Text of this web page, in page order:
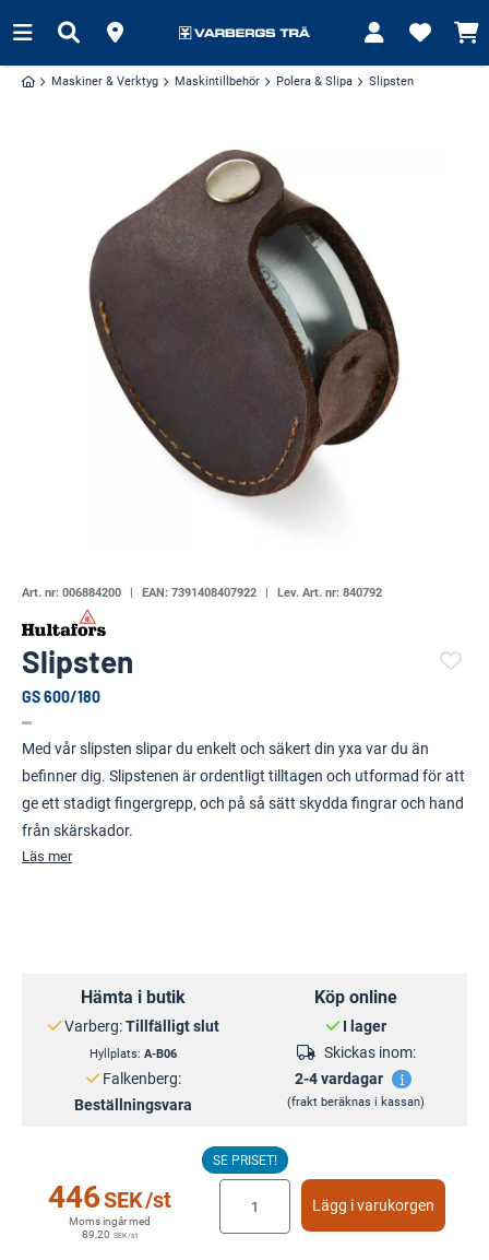
Maskiner & Verktyg Maskintillbehör Polera & Slipa Slipsten
Art. nr: 006884200 EAN: 7391408407922 Lev. Art. nr: 840792
Slipsten
GS 600/180
Med vår slipsten slipar du enkelt och säkert din yxa var du än
befinner dig. Slipstenen är ordentligt tilltagen och utformad för att
ge ett stadigt fingergrepp, och på så sätt skydda fingrar och hand
från skärskador.
Läs mer
Hämta i butik
Varberg: Tillfälligt slut
Hyllplats: A-B06
Falkenberg:
Beställningsvara
Köp online
I lager
Skickas inom:
2-4 vardagar
(frakt beräknas i kassan)
SE PRISET!
446SEK/st
Moms ingår med
89,20 SEK/st
Lägg i varukorgen